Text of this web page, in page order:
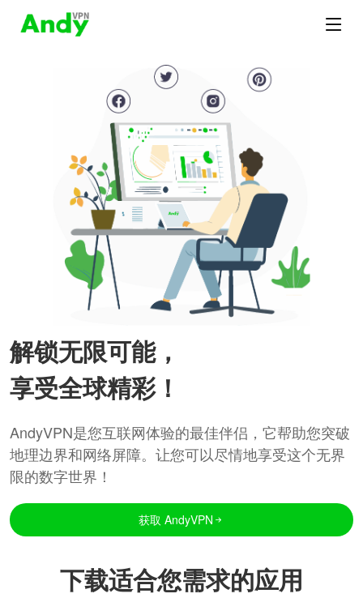
解锁无限可能，
享受全球精彩！
AndyVPN是您互联网体验的最佳伴侣，它帮助您突破
地理边界和网络屏障。让您可以尽情地享受这个无界
限的数字世界！
获取 AndyVPN
下载适合您需求的应用